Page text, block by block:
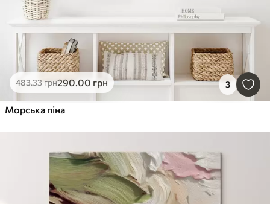
483.33грн290.00 грн 3
Морська піна